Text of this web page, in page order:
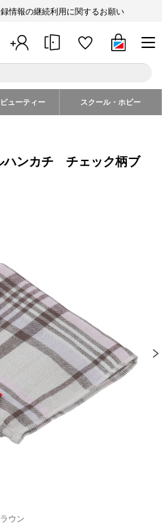
情報の継続利用に関するお願い
ューティー スクール・ホビー
ンカチ チェック柄ブ
ウン